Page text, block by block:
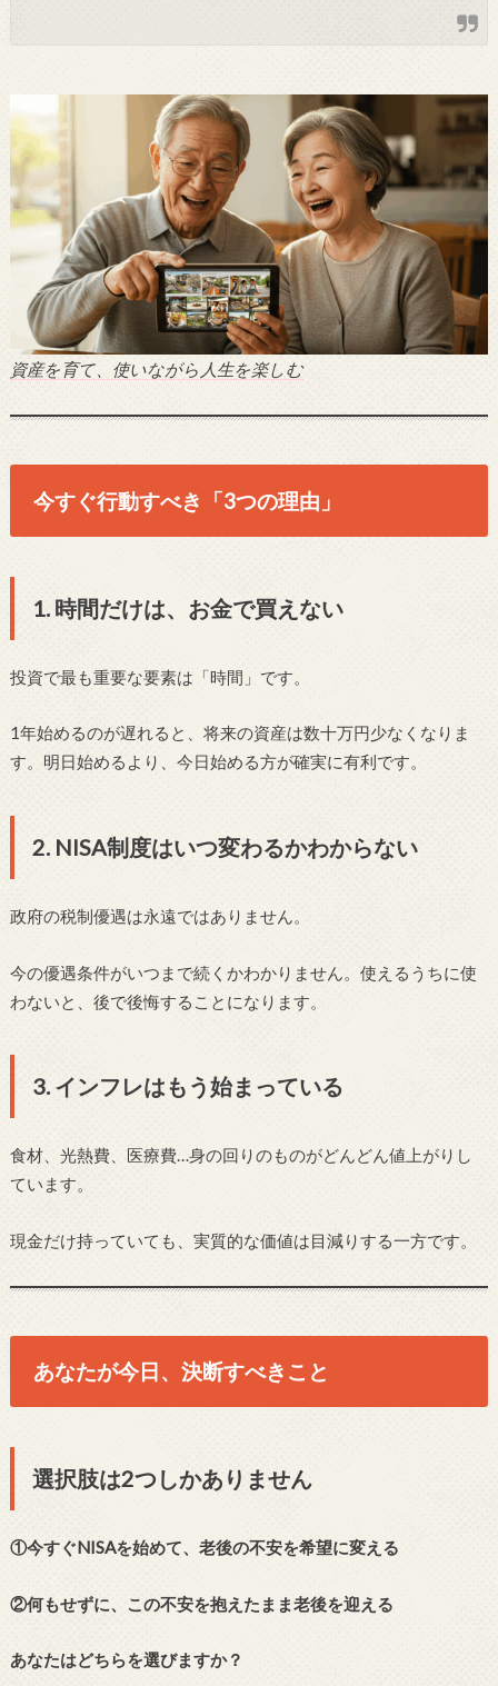
資産を育て、使いながら人生を楽しむ
今すぐ行動すべき「3つの理由」
1. 時間だけは、お金で買えない
投資で最も重要な要素は「時間」です。
1年始めるのが遅れると、将来の資産は数十万円少なくなりま
す。明日始めるより、今日始める方が確実に有利です。
2. NISA制度はいつ変わるかわからない
政府の税制優遇は永遠ではありません。
今の優遇条件がいつまで続くかわかりません。使えるうちに使
わないと、後で後悔することになります。
3. インフレはもう始まっている
食材、光熱費、医療費…身の回りのものがどんどん値上がりし
ています。
現金だけ持っていても、実質的な価値は目減りする一方です。
あなたが今日、決断すべきこと
選択肢は2つしかありません
①今すぐNISAを始めて、老後の不安を希望に変える
②何もせずに、この不安を抱えたまま老後を迎える
あなたはどちらを選びますか？